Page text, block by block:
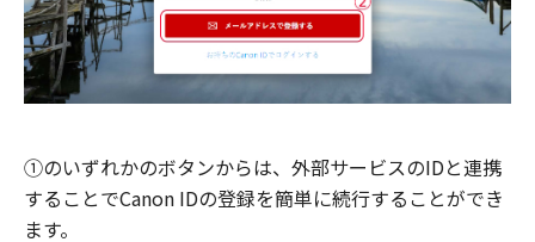
①のいずれかのボタンからは、外部サービスのIDと連携
することでCanon IDの登録を簡単に続行することができ
ます。